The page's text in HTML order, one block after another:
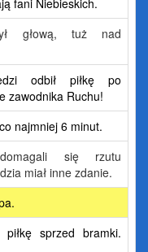
fani Niebieskich.
głową, tuż nad
odbił piłkę po
zawodnika Ruchu!
najmniej 6 minut.
się rzutu
miał inne zdanie.
piłkę sprzed bramki.